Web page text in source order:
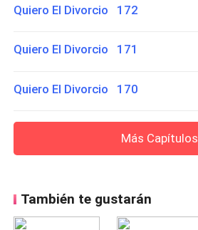
Quiero El Divorcio 172
Quiero El Divorcio 171
Quiero El Divorcio 170
Más Capítulos
También te gustarán